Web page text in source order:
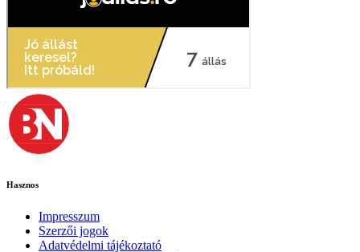
Hasznos
Impresszum
Szerzői jogok
Adatvédelmi tájékoztató